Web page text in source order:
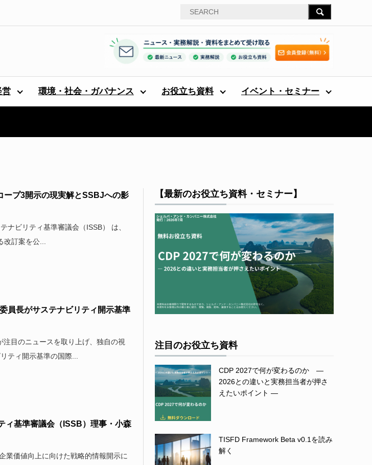
営 環境・社会・ガバナンス お役立ち資料 イベント・セミナー
ープ3開示の現実解とSSBJへの影
ナビリティ基準審議会（ISSB） は、
改訂案を公...
員長がサステナビリティ開示基準
目のニュースを取り上げ、独自の視
ティ開示基準の国際...
ィ基準審議会（ISSB）理事・小森
業価値向上に向けた戦略的情報開示に
【最新のお役立ち資料・セミナー】
注目のお役立ち資料
CDP 2027で何が変わるのか ―
2026との違いと実務担当者が押さ
えたいポイント ―
TISFD Framework Beta v0.1を読み
解く